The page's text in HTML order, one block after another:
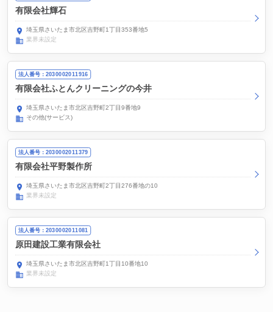
有限会社輝石
埼玉県さいたま市北区吉野町1丁目353番地5
業界未設定
法人番号：2030002011916
有限会社ふとんクリーニングの今井
埼玉県さいたま市北区吉野町2丁目9番地9
その他(サービス)
法人番号：2030002011379
有限会社平野製作所
埼玉県さいたま市北区吉野町2丁目276番地の10
業界未設定
法人番号：2030002011081
原田建設工業有限会社
埼玉県さいたま市北区吉野町1丁目10番地10
業界未設定